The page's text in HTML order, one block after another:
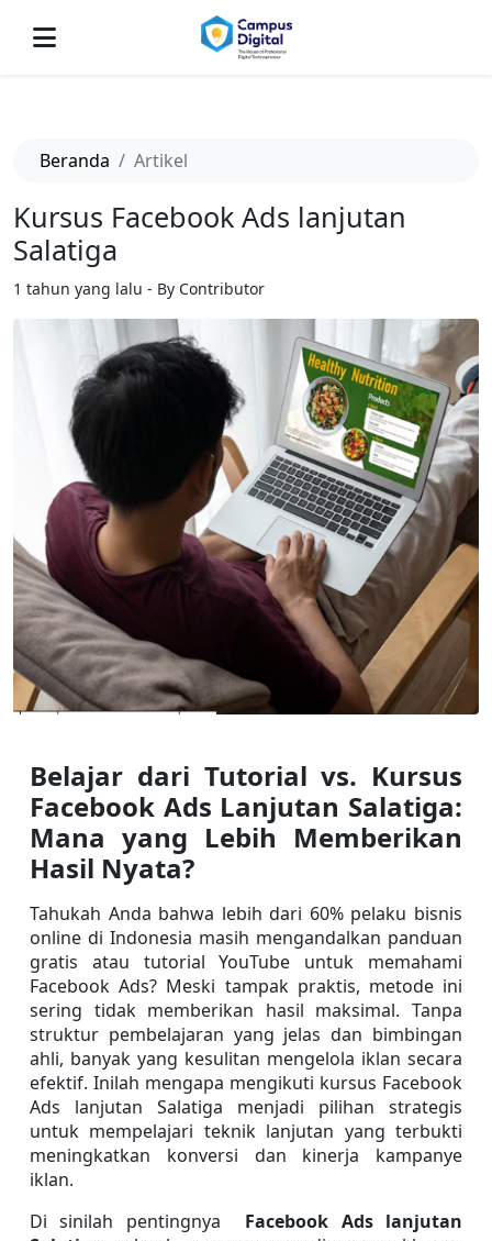
Beranda Artikel
Kursus Facebook Ads lanjutan
Salatiga
1 tahun yang lalu - By Contributor
Belajar dari Tutorial vs. Kursus
Facebook Ads Lanjutan Salatiga:
Mana yang Lebih Memberikan
Hasil Nyata?
Tahukah Anda bahwa lebih dari 60% pelaku bisnis
online di Indonesia masih mengandalkan panduan
gratis atau tutorial YouTube untuk memahami
Facebook Ads? Meski tampak praktis, metode ini
sering tidak memberikan hasil maksimal. Tanpa
struktur pembelajaran yang jelas dan bimbingan
ahli, banyak yang kesulitan mengelola iklan secara
efektif. Inilah mengapa mengikuti kursus Facebook
Ads lanjutan Salatiga menjadi pilihan strategis
untuk mempelajari teknik lanjutan yang terbukti
meningkatkan konversi dan kinerja kampanye
iklan.
Di sinilah pentingnya
Facebook Ads lanjutan